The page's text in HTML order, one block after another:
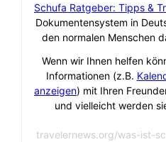
Schufa Ratgeber: Tipps &
Dokumentensystem in
den normalen Menschen
Wenn wir Ihnen helfen
Informationen (z.B.
anzeigen) mit Ihren
und vielleicht werden
travelernews.org/was-ist-